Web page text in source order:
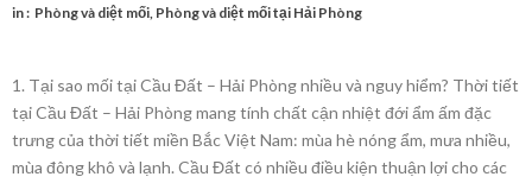
in : Phòng và diệt mối, Phòng và diệt mối tại Hải Phòng
1. Tại sao mối tại Cầu Đất – Hải Phòng nhiều và nguy hiểm? Thời tiết
tại Cầu Đất – Hải Phòng mang tính chất cận nhiệt đới ẩm ấm đặc
trưng của thời tiết miền Bắc Việt Nam: mùa hè nóng ẩm, mưa nhiều,
mùa đông khô và lạnh. Cầu Đất có nhiều điều kiện thuận lợi cho các